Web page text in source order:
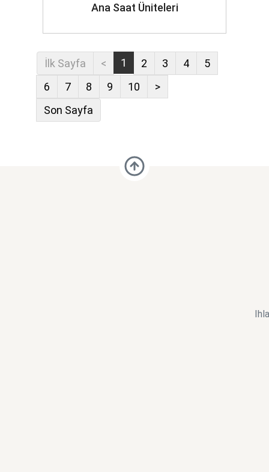
Ana Saat Üniteleri
İlk Sayfa < 1 2 3 4
5
6
7 8 9 10
>
Son Sayfa